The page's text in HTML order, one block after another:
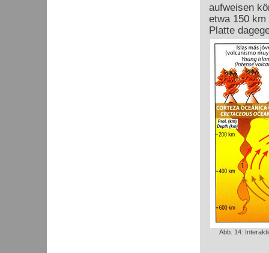
aufweisen
etwa 150
Platte
Abb. 14: